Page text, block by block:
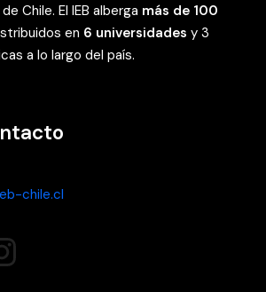
Chile.El IEB alberga más de 100
en 6 universidades y 3
a lo largo del país.
chile.cl
iebchile iebchile/
twitter.com/IEBChile